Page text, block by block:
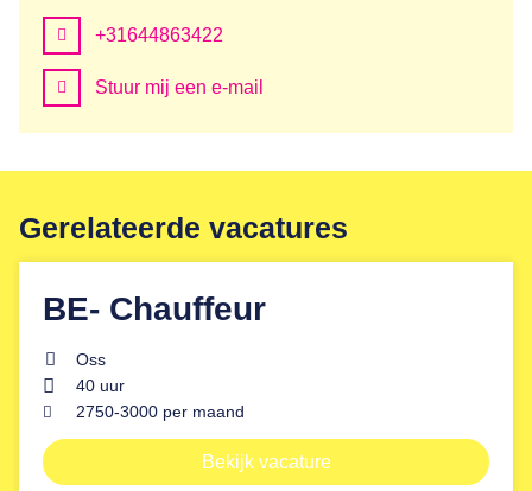
+31644863422
Stuur mij een e-mail
Gerelateerde vacatures
BE- Chauffeur
Oss
40 uur
2750-3000 per maand
Bekijk vacature